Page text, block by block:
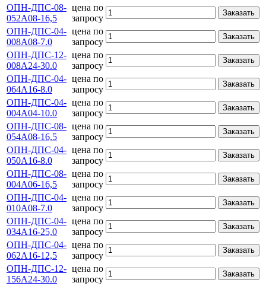
ОПН-ДПС-08-
052А08-16,5
цена по
запросу
Заказать
ОПН-ДПС-04-
008А08-7.0
цена по
запросу
Заказать
ОПН-ДПС-12-
008А24-30.0
цена по
запросу
Заказать
ОПН-ДПС-04-
064А16-8.0
цена по
запросу
Заказать
ОПН-ДПС-04-
004А04-10.0
цена по
запросу
Заказать
ОПН-ДПС-08-
054А08-16,5
цена по
запросу
Заказать
ОПН-ДПС-04-
050А16-8.0
цена по
запросу
Заказать
ОПН-ДПС-08-
004А06-16,5
цена по
запросу
Заказать
ОПН-ДПС-04-
010А08-7.0
цена по
запросу
Заказать
ОПН-ДПС-04-
034А16-25,0
цена по
запросу
Заказать
ОПН-ДПС-04-
062А16-12,5
цена по
запросу
Заказать
ОПН-ДПС-12-
156А24-30.0
цена по
запросу
Заказать